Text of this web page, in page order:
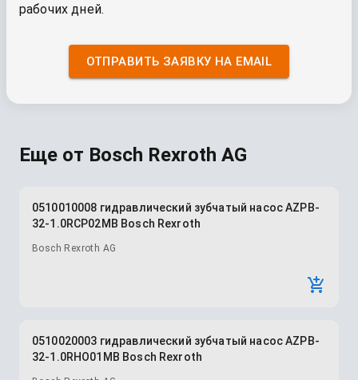
рабочих дней.
ОТПРАВИТЬ ЗАЯВКУ НА EMAIL
Еще от Bosch Rexroth AG
0510010008 гидравлический зубчатый насос AZPB-
32-1.0RCP02MB Bosch Rexroth
Bosch Rexroth AG
0510020003 гидравлический зубчатый насос AZPB-
32-1.0RHO01MB Bosch Rexroth